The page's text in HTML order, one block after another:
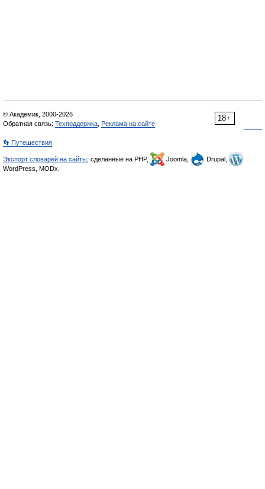
18+
© Академик, 2000-2026
Обратная связь: Техподдержка Реклама на сайте
👣 Путешествия
Экспорт словарей на сайты , сделанные на PHP, Joomla,
Drupal,
WordPress, MODx.